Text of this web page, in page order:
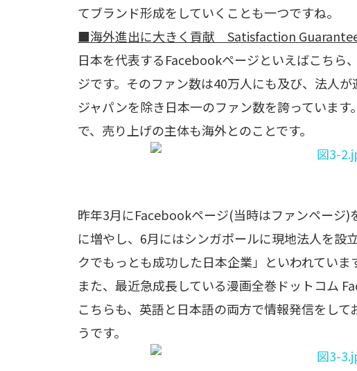
てブランド形成をしていくことも一つですね。
■海外進出に大きく貢献 Satisfaction
日本を代表するFacebookページといえばこち
ジです。そのファン数は40万人にも及び、法人
ジャパンを除き日本一のファン数を誇っていま
で、売り上げの主体も海外とのことです。
昨年3月にFacebookページ(当時はファンページ)
に増やし、6月にはシンガポールに現地法人を設
クでもっとも成功した日本企業」といわれていま
また、最近急成長している漫画全巻ドットコム
こちらも、英語と日本語の両方で情報発信をし
うです。